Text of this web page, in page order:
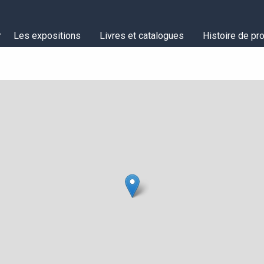
Les expositions Livres et catalogues Histoire de